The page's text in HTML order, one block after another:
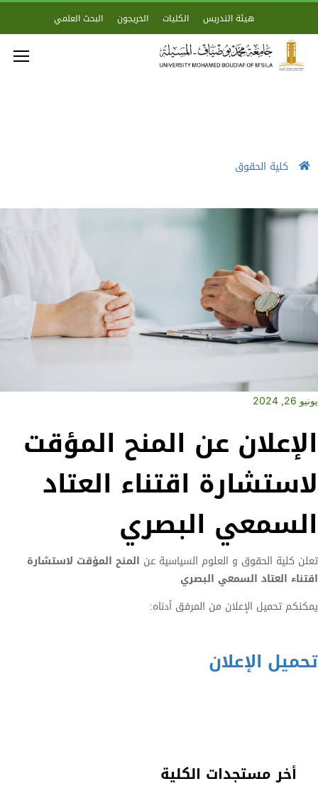
هيئة التدريس الكليات الخريجون البحث العلمي
كلية الحقوق
أخر مستجدات الكلية
يونيو 26, 2024
الإعلان عن المنح المؤقت
لاستشارة اقتناء العتاد
السمعي البصري
تعلن كلية الحقوق و العلوم السياسية عن المنح المؤقت لاستشارة
اقتناء العتاد السمعي البصري
يمكنكم تحميل الإعلان من المرفق أدناه:
تحميل الإعلان